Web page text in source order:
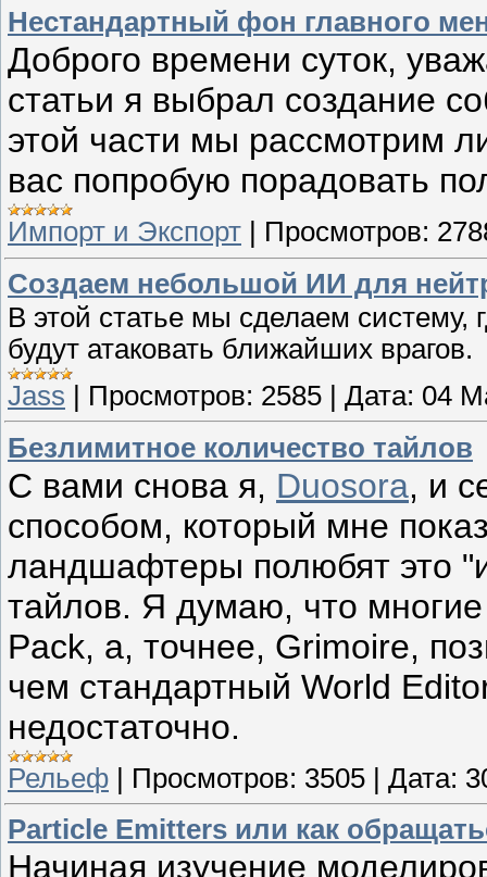
Нестандартный фон главного
Доброго времени суток,
статьи я выбрал создание
этой части мы рассмотрим
вас попробую порадовать
Импорт и Экспорт Просмотров:
Создаем небольшой ИИ для
В этой статье мы сделаем
будут атаковать ближайших врагов.
Jass
Просмотров: 2585 Дата: 04
Безлимитное количество тайлов
С вами снова я, Duosora, и
способом, который мне
ландшафтеры полюбят это
тайлов. Я думаю, что
Pack, а, точнее, Grimoire,
чем стандартный World
недостаточно.
Рельеф | Просмотров: 3505 | Дата:
Particle Emitters или как
Начиная изучение